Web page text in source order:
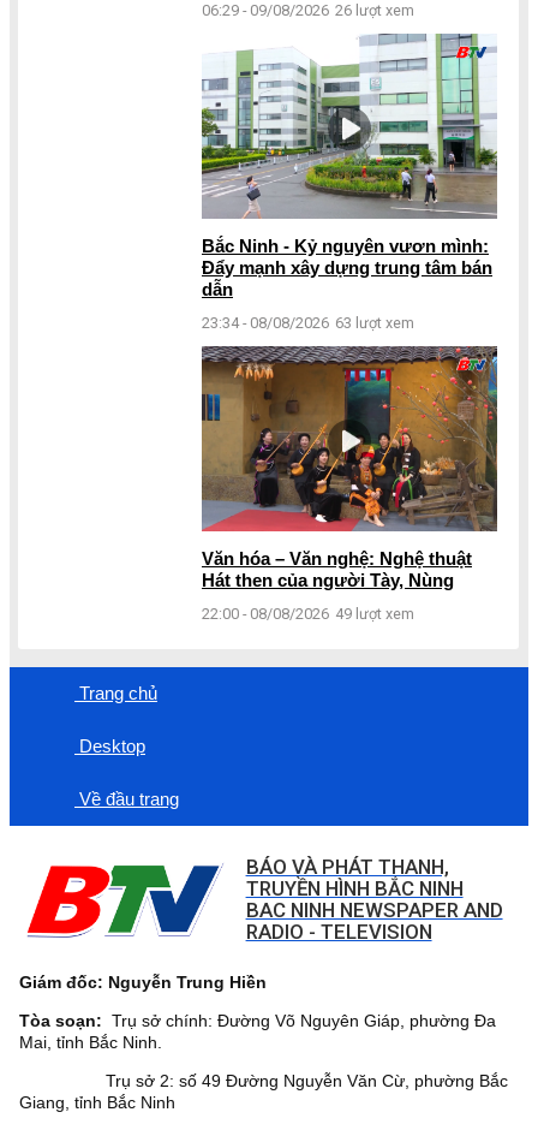
06:29 - 09/08/2026 26 lượt xem
Bắc Ninh - Kỷ nguyên vươn mình:
Đẩy mạnh xây dựng trung tâm bán
dẫn
23:34 - 08/08/2026 63 lượt xem
Văn hóa – Văn nghệ: Nghệ thuật
Hát then của người Tày, Nùng
22:00 - 08/08/2026 49 lượt xem
Trang chủ
Desktop
Về đầu trang
BÁO VÀ PHÁT THANH,
TRUYỀN HÌNH BẮC NINH
BAC NINH NEWSPAPER AND
RADIO - TELEVISION
Giám đốc: Nguyễn Trung Hiền
Tòa soạn: Trụ sở chính: Đường Võ Nguyên Giáp, phường Đa
Mai, tỉnh Bắc Ninh.
Trụ sở 2: số 49 Đường Nguyễn Văn Cừ, phường Bắc
Giang, tỉnh Bắc Ninh